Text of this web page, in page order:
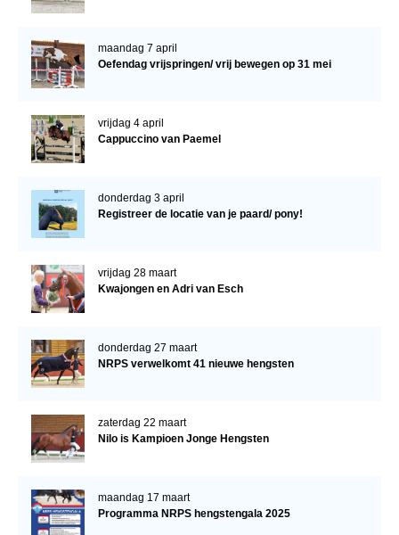
maandag 7 april
Oefendag vrijspringen/ vrij bewegen op 31 mei
vrijdag 4 april
Cappuccino van Paemel
donderdag 3 april
Registreer de locatie van je paard/ pony!
vrijdag 28 maart
Kwajongen en Adri van Esch
donderdag 27 maart
NRPS verwelkomt 41 nieuwe hengsten
zaterdag 22 maart
Nilo is Kampioen Jonge Hengsten
maandag 17 maart
Programma NRPS hengstengala 2025